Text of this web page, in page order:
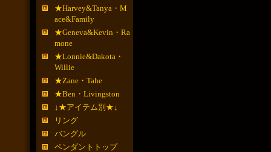
★Harvey&Tanya・M
ace&Family
★Geneva&Kevin・Ra
mone
★Lonnie&Dakota・
Willie
★Zane・Tahe
★Ben・Livingston
↓★アイテム別★↓
リング
バングル
ペンダントトップ